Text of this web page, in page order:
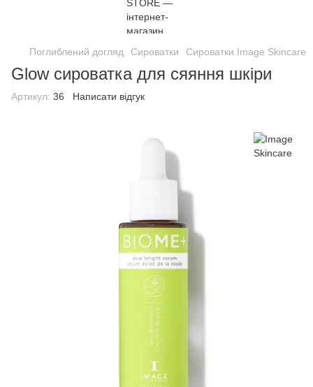
Поглиблений догляд Сироватки Сироватки Image Skincare
Glow сироватка для сяяння шкіри
Артикул: 36 Написати відгук